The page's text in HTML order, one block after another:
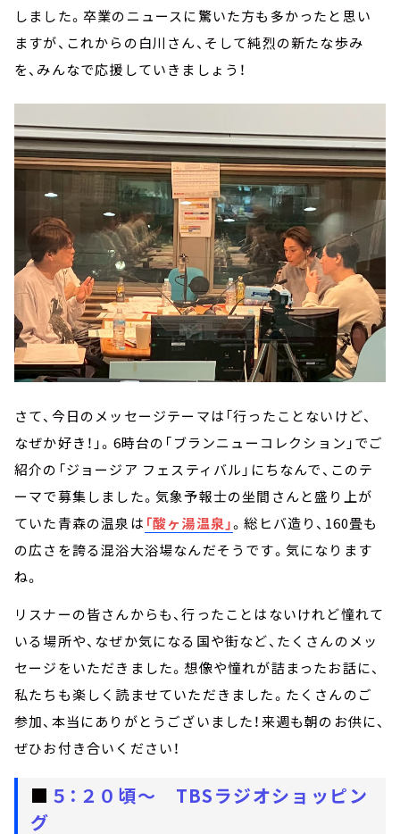
しました。卒業のニュースに驚いた方も多かったと思い
ますが、これからの白川さん、そして純烈の新たな歩み
を、みんなで応援していきましょう！
さて、今日のメッセージテーマは「行ったことないけど、
なぜか好き！」。6時台の「ブランニューコレクション」でご
紹介の「ジョージア フェスティバル」にちなんで、このテ
ーマで募集しました。気象予報士の坐間さんと盛り上が
ていた青森の温泉は 「酸ヶ湯温泉」。総ヒバ造り、160畳も
の広さを誇る混浴大浴場なんだそうです。気になります
ね。
リスナーの皆さんからも、行ったことはないけれど憧れて
いる場所や、なぜか気になる国や街など、たくさんのメッ
セージをいただきました。想像や憧れが詰まったお話に、
私たちも楽しく読ませていただきました。たくさんのご
参加、本当にありがとうございました！来週も朝のお供に、
ぜひお付き合いください！
■ ５：２０頃～ TBSラジオショッピン
グ